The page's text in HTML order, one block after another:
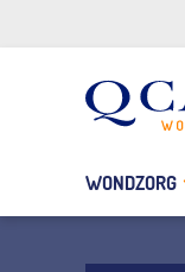
WONDZORG